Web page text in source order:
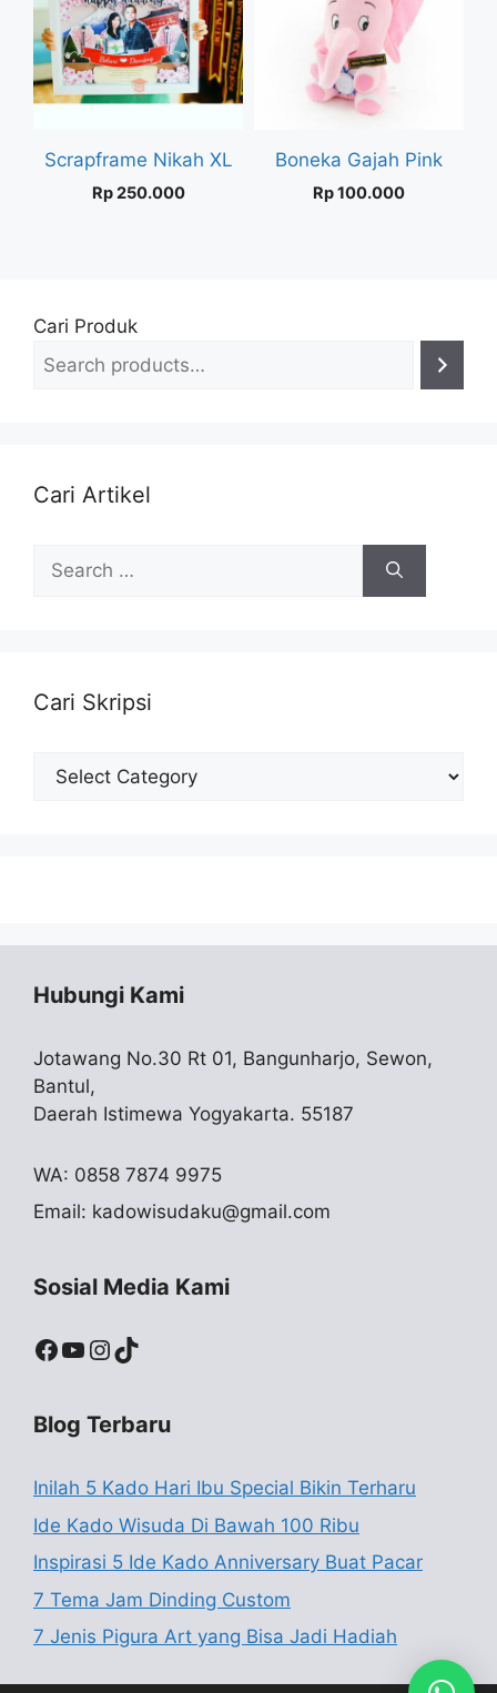
Scrapframe Nikah XL
Rp250.000
Boneka Gajah Pink
Rp100.000
Cari Produk
Cari Artikel
for:
Cari Skripsi
Cari
Skripsi
Hubungi Kami
Jotawang No.30 Rt 01, Bangunharjo, Sewon,
Bantul,
Daerah Istimewa Yogyakarta. 55187
WA: 0858 7874 9975
Email: kadowisudaku@gmail.com
Sosial Media Kami
Facebook
YouTube
Instagram
TikTok
Blog Terbaru
Inilah 5 Kado Hari Ibu Special Bikin Terharu
Ide Kado Wisuda Di Bawah 100 Ribu
Inspirasi 5 Ide Kado Anniversary Buat Pacar
7 Tema Jam Dinding Custom
7 Jenis Pigura Art yang Bisa Jadi Hadiah